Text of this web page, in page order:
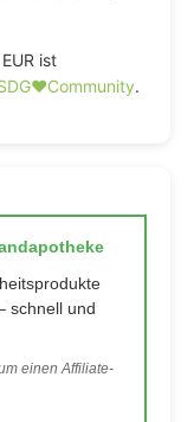
ist
.
schnell und
einen Affiliate-